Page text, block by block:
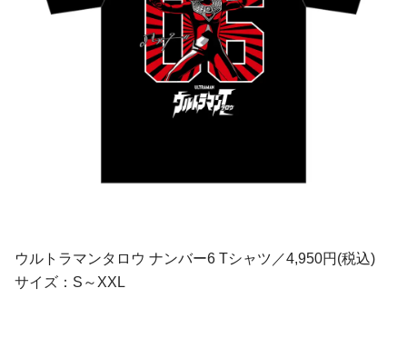
ウルトラマンタロウ ナンバー6 Tシャツ／4,950円(税込)
サイズ：S～XXL